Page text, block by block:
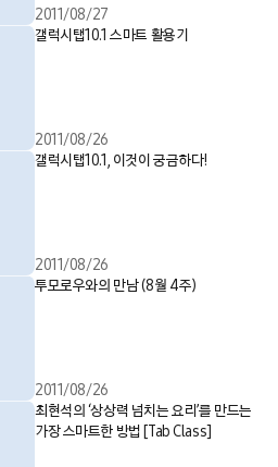
2011/08/27
갤럭시탭10.1 스마트 활용기
2011/08/26
갤럭시탭10.1, 이것이 궁금하다!
2011/08/26
투모로우와의 만남 (8월 4주)
2011/08/26
최현석의 ‘상상력 넘치는 요리’를 만드는
가장 스마트한 방법 [Tab Class]